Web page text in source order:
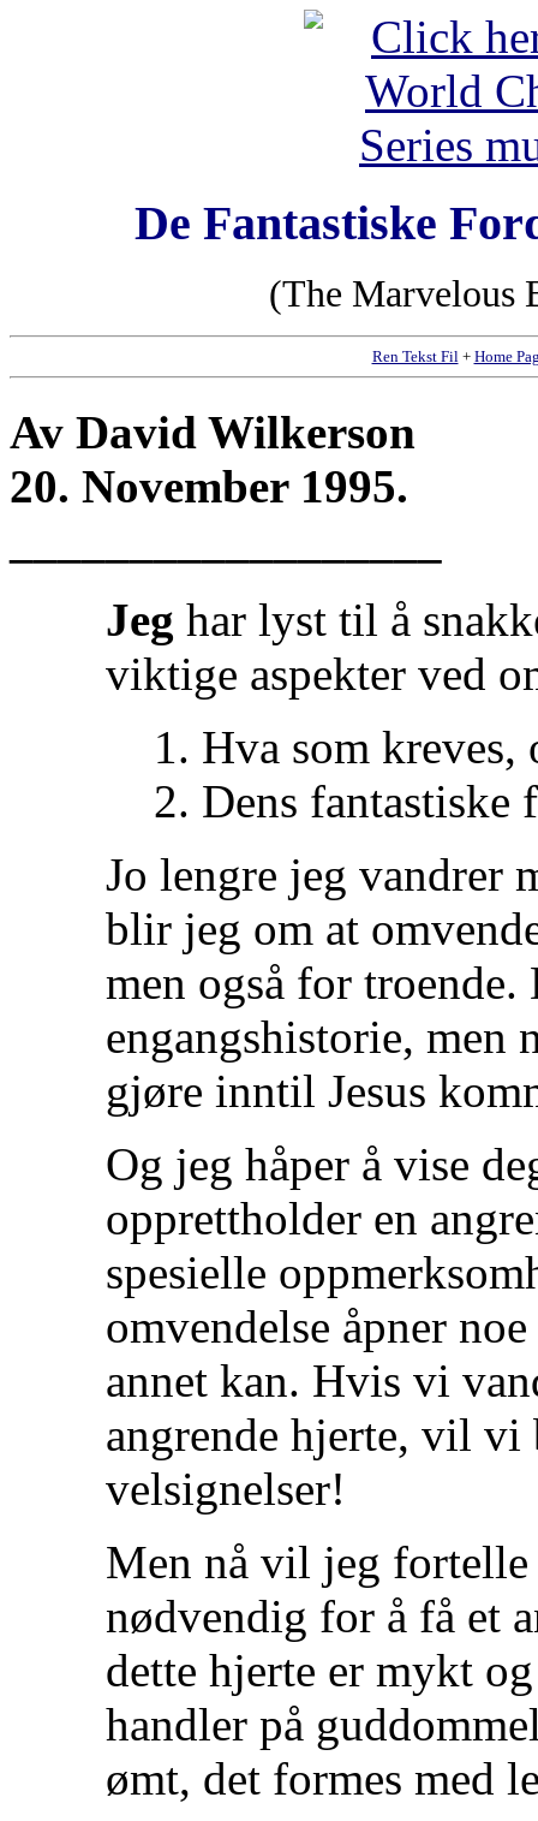
De Fantastiske
(The Marvelous
Ren Tekst Fil+ Home
Av David Wilkerson
20. November 1995.
Jeg har lyst til å
viktige aspekter ved
1. Hva som kreves,
2. Dens fantastiske
Jo lengre jeg vandrer
blir jeg om at
men også for troende.
engangshistorie, men
gjøre inntil Jesus
Og jeg håper å vise
opprettholder en
spesielle
omvendelse åpner
annet kan. Hvis vi
angrende hjerte, vil
velsignelser!
Men nå vil jeg
nødvendig for å få et
dette hjerte er mykt
handler på
ømt, det formes med